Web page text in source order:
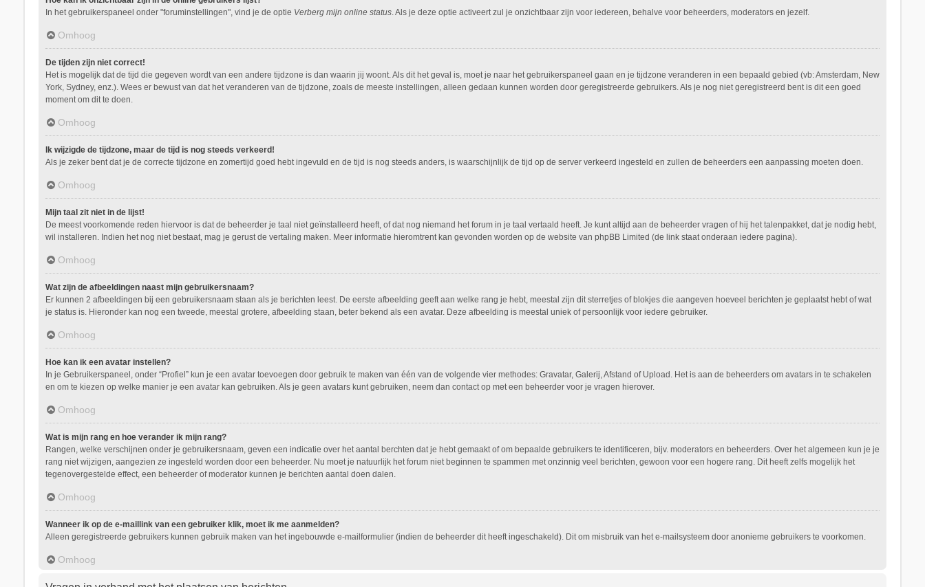
In het gebruikerspaneel onder "foruminstellingen", vind je de optie Verberg mijn online status. Als je deze optie activeert zul je onzichtbaar zijn voor iedereen, behalve voor beheerders, moderators en jezelf.
Omhoog
De tijden zijn niet correct!
Het is mogelijk dat de tijd die gegeven wordt van een andere tijdzone is dan waarin jij woont. Als dit het geval is, moet je naar het gebruikerspaneel gaan en je tijdzone veranderen in een bepaald gebied (vb: Amsterdam, New
York, Sydney, enz.). Wees er bewust van dat het veranderen van de tijdzone, zoals de meeste instellingen, alleen gedaan kunnen worden door geregistreerde gebruikers. Als je nog niet geregistreerd bent is dit een goed
moment om dit te doen.
Omhoog
Ik wijzigde de tijdzone, maar de tijd is nog steeds verkeerd!
Als je zeker bent dat je de correcte tijdzone en zomertijd goed hebt ingevuld en de tijd is nog steeds anders, is waarschijnlijk de tijd op de server verkeerd ingesteld en zullen de beheerders een aanpassing moeten doen.
Omhoog
Mijn taal zit niet in de lijst!
De meest voorkomende reden hiervoor is dat de beheerder je taal niet geïnstalleerd heeft, of dat nog niemand het forum in je taal vertaald heeft. Je kunt altijd aan de beheerder vragen of hij het talenpakket, dat je nodig hebt,
wil installeren. Indien het nog niet bestaat, mag je gerust de vertaling maken. Meer informatie hieromtrent kan gevonden worden op de website van phpBB Limited (de link staat onderaan iedere pagina).
Omhoog
Wat zijn de afbeeldingen naast mijn gebruikersnaam?
Er kunnen 2 afbeeldingen bij een gebruikersnaam staan als je berichten leest. De eerste afbeelding geeft aan welke rang je hebt, meestal zijn dit sterretjes of blokjes die aangeven hoeveel berichten je geplaatst hebt of wat
je status is. Hieronder kan nog een tweede, meestal grotere, afbeelding staan, beter bekend als een avatar. Deze afbeelding is meestal uniek of persoonlijk voor iedere gebruiker.
Omhoog
Hoe kan ik een avatar instellen?
In je Gebruikerspaneel, onder “Profiel” kun je een avatar toevoegen door gebruik te maken van één van de volgende vier methodes: Gravatar, Galerij, Afstand of Upload. Het is aan de beheerders om avatars in te schakelen
en om te kiezen op welke manier je een avatar kan gebruiken. Als je geen avatars kunt gebruiken, neem dan contact op met een beheerder voor je vragen hierover.
Omhoog
Wat is mijn rang en hoe verander ik mijn rang?
Rangen, welke verschijnen onder je gebruikersnaam, geven een indicatie over het aantal berchten dat je hebt gemaakt of om bepaalde gebruikers te identificeren, bijv. moderators en beheerders. Over het algemeen kun je je
rang niet wijzigen, aangezien ze ingesteld worden door een beheerder. Nu moet je natuurlijk het forum niet beginnen te spammen met onzinnig veel berichten, gewoon voor een hogere rang. Dit heeft zelfs mogelijk het
tegenovergestelde effect, een beheerder of moderator kunnen je berichten aantal doen dalen.
Omhoog
Wanneer ik op de e-maillink van een gebruiker klik, moet ik me aanmelden?
Alleen geregistreerde gebruikers kunnen gebruik maken van het ingebouwde e-mailformulier (indien de beheerder dit heeft ingeschakeld). Dit om misbruik van het e-mailsysteem door anonieme gebruikers te voorkomen.
Omhoog